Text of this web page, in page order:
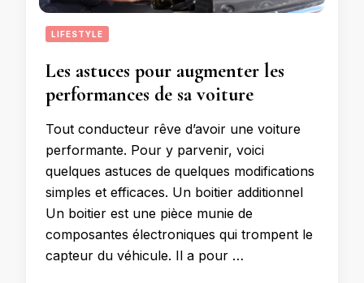
LIFESTYLE
Les astuces pour augmenter les
performances de sa voiture
Tout conducteur rêve d’avoir une voiture
performante. Pour y parvenir, voici
quelques astuces de quelques modifications
simples et efficaces. Un boitier additionnel
Un boitier est une pièce munie de
composantes électroniques qui trompent le
capteur du véhicule. Il a pour …